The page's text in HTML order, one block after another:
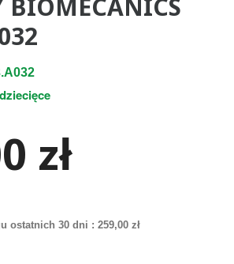
BIOMECANICS
zł
ostatnich 30 dni : 259,00 zł